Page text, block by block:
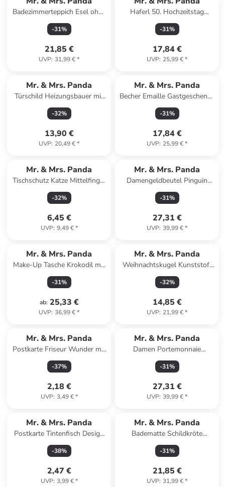
Badezimmerteppich Esel ohne
Spruch in Weiß
-31%
21,85 €
UVP: 31,99 €*
Haferl 50. Hochzeitstag
Goldene Hochzeit mit Sp... in
Braun Pastell
-31%
17,84 €
UVP: 25,99 €*
Mr. & Mrs. Panda
Türschild Heizungsbauer mit
Spruch in Keine Angabe
-32%
13,90 €
UVP: 20,49 €*
Mr. & Mrs. Panda
Becher Emaille Gastgeschenke
Freude mit Spruch in Schwarz
-31%
17,84 €
UVP: 25,99 €*
Mr. & Mrs. Panda
Tischschutz Katze Mittelfinger
ohne Spruch in Transparent
-32%
6,45 €
UVP: 9,49 €*
Mr. & Mrs. Panda
Damengeldbeutel Pinguin
Blumen ohne Spruch in
Eisblau
-31%
27,31 €
UVP: 39,99 €*
Mr. & Mrs. Panda
Make-Up Tasche Krokodil mit
Spruch in Weiß
-31%
ab: 25,33 €
UVP: 36,99 €*
Mr. & Mrs. Panda
Weihnachtskugel Kunststoff
Pinguin Kokosnuss De... in
Weiß
-32%
14,85 €
UVP: 21,99 €*
Mr. & Mrs. Panda
Postkarte Friseur Wunder mit
Spruch in Weiß
-37%
2,18 €
UVP: 3,49 €*
Mr. & Mrs. Panda
Damen Portemonnaie
Schnecken Liebe mit Spruch in
Grau Pastell
-31%
27,31 €
UVP: 39,99 €*
Mr. & Mrs. Panda
Postkarte Tintenfisch Design
mit Spruch in Weiß
-38%
2,47 €
UVP: 3,99 €*
Mr. & Mrs. Panda
Badematte Schildkröte
MHerzieren ohne Spruch in
Blau Pastell
-31%
21,85 €
UVP: 31,99 €*